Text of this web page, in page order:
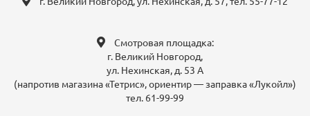
Смотровая площадка:
г. Великий Новгород,
ул. Нехинская, д. 53 А
(напротив магазина «Тетрис», ориентир — заправка «Лукойл»)
тел. 61-99-99